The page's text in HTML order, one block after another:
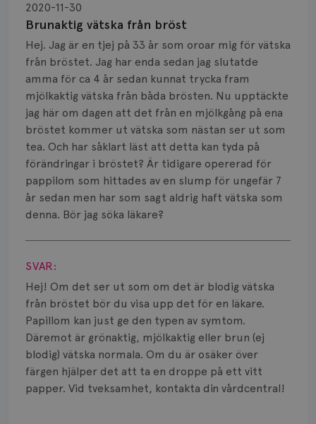
Brunaktig vätska från bröst
2020-11-30
Hej. Jag är en tjej på 33 år som oroar mig för vätska
från bröstet. Jag har enda sedan jag slutatde
amma för ca 4 år sedan kunnat trycka fram
mjölkaktig vätska från båda brösten. Nu upptäckte
jag här om dagen att det från en mjölkgång på ena
bröstet kommer ut vätska som nästan ser ut som
tea. Och har såklart läst att detta kan tyda på
förändringar i bröstet? Är tidigare opererad för
pappilom som hittades av en slump för ungefär 7
år sedan men har som sagt aldrig haft vätska som
denna. Bör jag söka läkare?
Visa svar
SVAR:
Hej! Om det ser ut som om det är blodig vätska
från bröstet bör du visa upp det för en läkare.
Papillom kan just ge den typen av symtom.
Däremot är grönaktig, mjölkaktig eller brun (ej
blodig) vätska normala. Om du är osäker över
färgen hjälper det att ta en droppe på ett vitt
papper. Vid tveksamhet, kontakta din vårdcentral!
Biopsi
Biverkningar
Bröstvårta
Knöl
Läkemedel
Typ av bröstcancer
Smärta
Risker
Spridd bröstcancer
Strålning
Vätska